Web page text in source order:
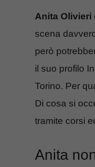
Anita Olivieri
scena
però
il suo profilo
Torino. Per
Di cosa si
tramite corsi
Anita